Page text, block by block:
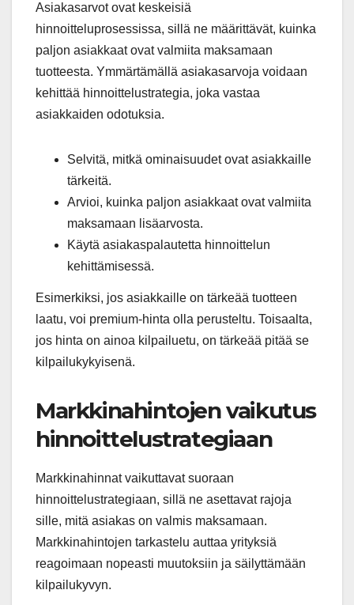
Asiakasarvot ovat keskeisiä
hinnoitteluprosessissa, sillä ne määrittävät, kuinka
paljon asiakkaat ovat valmiita maksamaan
tuotteesta. Ymmärtämällä asiakasarvoja voidaan
kehittää hinnoittelustrategia, joka vastaa
asiakkaiden odotuksia.
Selvitä, mitkä ominaisuudet ovat asiakkaille
tärkeitä.
Arvioi, kuinka paljon asiakkaat ovat valmiita
maksamaan lisäarvosta.
Käytä asiakaspalautetta hinnoittelun
kehittämisessä.
Esimerkiksi, jos asiakkaille on tärkeää tuotteen
laatu, voi premium-hinta olla perusteltu. Toisaalta,
jos hinta on ainoa kilpailuetu, on tärkeää pitää se
kilpailukykyisenä.
Markkinahintojen vaikutus
hinnoittelustrategiaan
Markkinahinnat vaikuttavat suoraan
hinnoittelustrategiaan, sillä ne asettavat rajoja
sille, mitä asiakas on valmis maksamaan.
Markkinahintojen tarkastelu auttaa yrityksiä
reagoimaan nopeasti muutoksiin ja säilyttämään
kilpailukyvyn.